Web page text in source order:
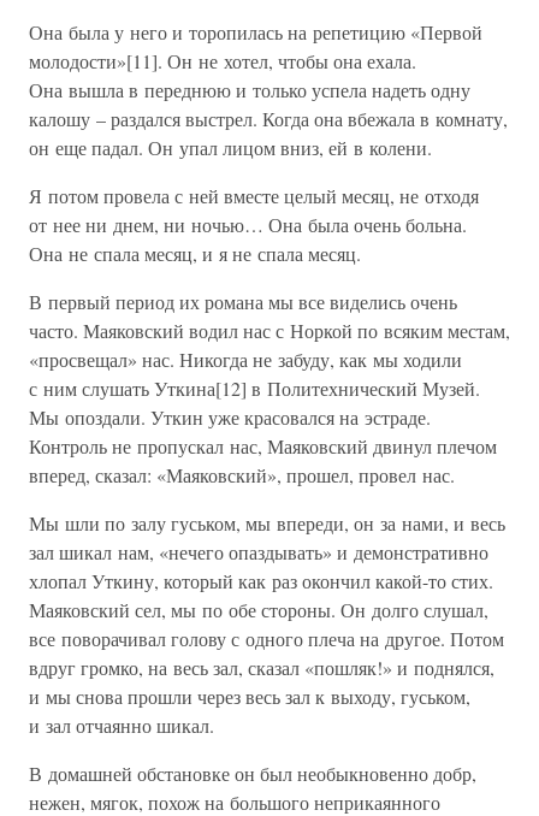
Она была у него и торопилась на репетицию «Первой
молодости»[11]. Он не хотел, чтобы она ехала.
Она вышла в переднюю и только успела надеть одну
калошу – раздался выстрел. Когда она вбежала в комнату,
он еще падал. Он упал лицом вниз, ей в колени.
Я потом провела с ней вместе целый месяц, не отходя
от нее ни днем, ни ночью… Она была очень больна.
Она не спала месяц, и я не спала месяц.
В первый период их романа мы все виделись очень
часто. Маяковский водил нас с Норкой по всяким местам,
«просвещал» нас. Никогда не забуду, как мы ходили
с ним слушать Уткина[12] в Политехнический Музей.
Мы опоздали. Уткин уже красовался на эстраде.
Контроль не пропускал нас, Маяковский двинул плечом
вперед, сказал: «Маяковский», прошел, провел нас.
Мы шли по залу гуськом, мы впереди, он за нами, и весь
зал шикал нам, «нечего опаздывать» и демонстративно
хлопал Уткину, который как раз окончил какой-то стих.
Маяковский сел, мы по обе стороны. Он долго слушал,
все поворачивал голову с одного плеча на другое. Потом
вдруг громко, на весь зал, сказал «пошляк!» и поднялся,
и мы снова прошли через весь зал к выходу, гуськом,
и зал отчаянно шикал.
В домашней обстановке он был необыкновенно добр,
нежен, мягок, похож на большого неприкаянного